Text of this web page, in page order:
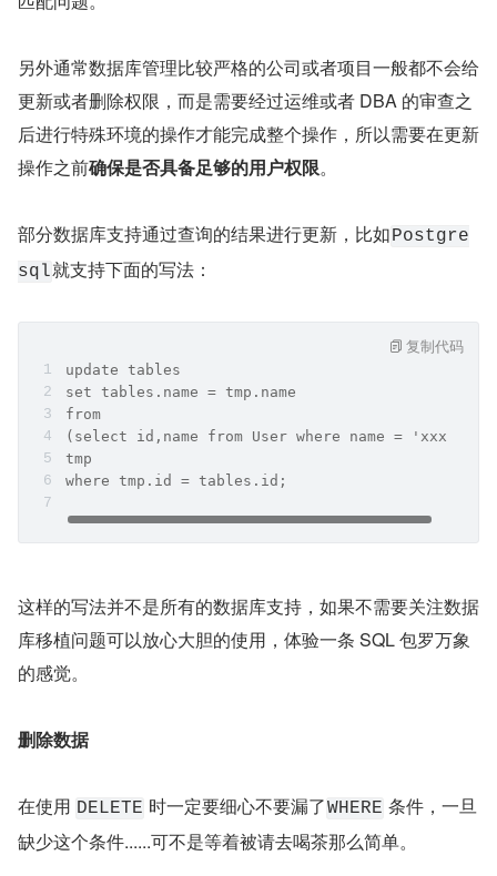
另外通常数据库管理比较严格的公司或者项目一般都不会给
更新或者删除权限，而是需要经过运维或者 DBA 的审查之
后进行特殊环境的操作才能完成整个操作，所以需要在更新
操作之前确保是否具备足够的用户权限。
部分数据库支持通过查询的结果进行更新，比如Postgre
sql就支持下面的写法：
update tables
set tables.name = tmp.name
from
(select id,name from User where name = 'xxx')
tmp
where tmp.id = tables.id;
复制代码
这样的写法并不是所有的数据库支持，如果不需要关注数据
库移植问题可以放心大胆的使用，体验一条 SQL 包罗万象
的感觉。
删除数据
在使用 DELETE 时一定要细心不要漏了WHERE 条件，一旦
缺少这个条件......可不是等着被请去喝茶那么简单。